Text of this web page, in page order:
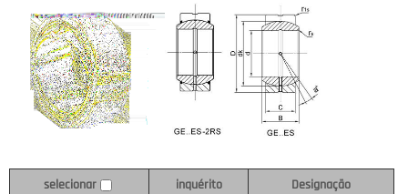
selecionar inquérito
Designação